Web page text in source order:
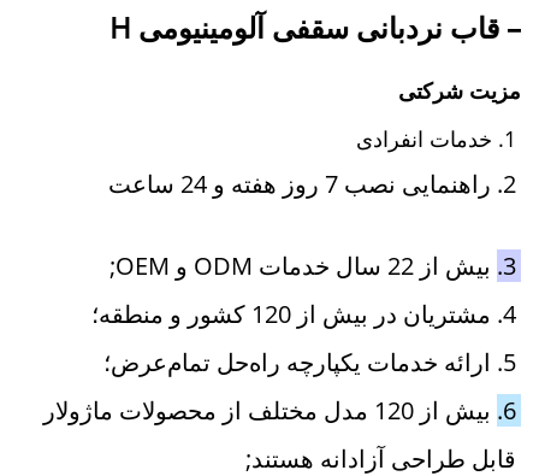
– قاب نردبانی سقفی آلومینیومی H
مزیت شرکتی
1. خدمات انفرادی
2. راهنمایی نصب 7 روز هفته و 24 ساعت
3. بیش از 22 سال خدمات ODM و OEM;
4. مشتریان در بیش از 120 کشور و منطقه؛
5. ارائه خدمات یکپارچه راه‌حل تمام‌عرض؛
6.
قابل طراحی آزادانه هستند;